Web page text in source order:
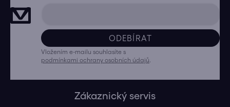
ODEBÍRAT
Vložením e-mailu souhlasíte s
podmínkami ochrany osobních údajů
Zákaznický servis